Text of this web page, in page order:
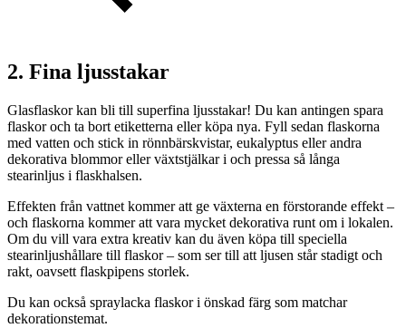
2. Fina ljusstakar
Glasflaskor kan bli till superfina ljusstakar! Du kan antingen spara
flaskor och ta bort etiketterna eller köpa nya. Fyll sedan flaskorna
med vatten och stick in rönnbärskvistar, eukalyptus eller andra
dekorativa blommor eller växtstjälkar i och pressa så långa
stearinljus i flaskhalsen.
Effekten från vattnet kommer att ge växterna en förstorande effekt –
och flaskorna kommer att vara mycket dekorativa runt om i lokalen.
Om du vill vara extra kreativ kan du även köpa till speciella
stearinljushållare till flaskor – som ser till att ljusen står stadigt och
rakt, oavsett flaskpipens storlek.
Du kan också spraylacka flaskor i önskad färg som matchar
dekorationstemat.